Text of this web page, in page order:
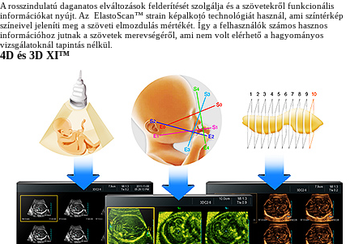
A rosszindulatú daganatos elváltozások felderítését szolgálja és a szövetekről funkcionális
információkat nyújt. Az ElastoScan™ strain képalkotó technológiát használ, ami színtérkép
színeivel jeleníti meg a szöveti elmozdulás mértékét. Így a felhasználók számos hasznos
információhoz jutnak a szövetek merevségéről, ami nem volt elérhető a hagyományos
vizsgálatoknál tapintás nélkül.
4D és 3D XI™